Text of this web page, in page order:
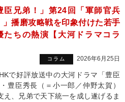
臣兄弟！」第24回「軍師官兵
」播磨攻略戦を印象付けた若手
たちの熱演【大河ドラマコラ
コラム 2026年6月25日
で好評放送中の大河ドラマ「豊臣
豊臣秀長（＝小一郎／仲野太賀）
、兄弟で天下統一を成し遂げるま